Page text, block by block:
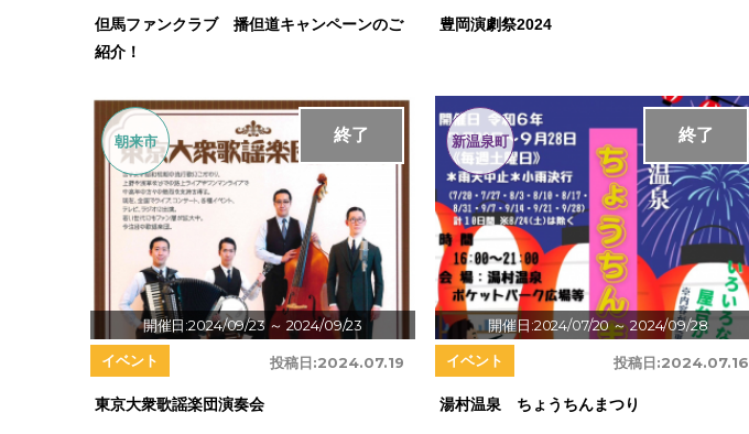
但馬ファンクラブ 播但道キャンペーンのご
紹介！
豊岡演劇祭2024
開催日:2024/09/23～ 2024/09/23
終了
朝来市
投稿日:2024.07.19
イベント
東京大衆歌謡楽団演奏会
開催日:2024/07/20～ 2024/09/28
終了
新温泉町
投稿日:2024.07.16
イベント
湯村温泉 ちょうちんまつり